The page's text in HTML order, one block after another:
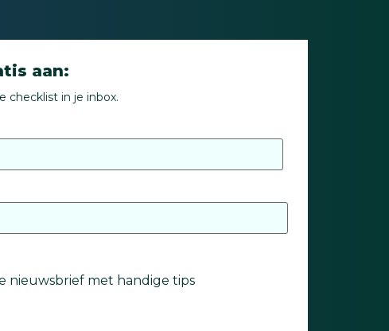
aan:
checklist in je inbox.
nieuwsbrief met handige tips